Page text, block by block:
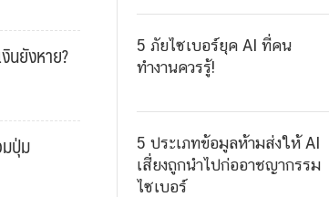
นยังหาย?
ปุ่ม
5 ภัยไซเบอร์ยุค AI ที่คน
ทำงานควรรู้!
5 ประเภทข้อมูลห้ามส่งให้ AI
เสี่ยงถูกนำไปก่ออาชญากรรม
ไซเบอร์